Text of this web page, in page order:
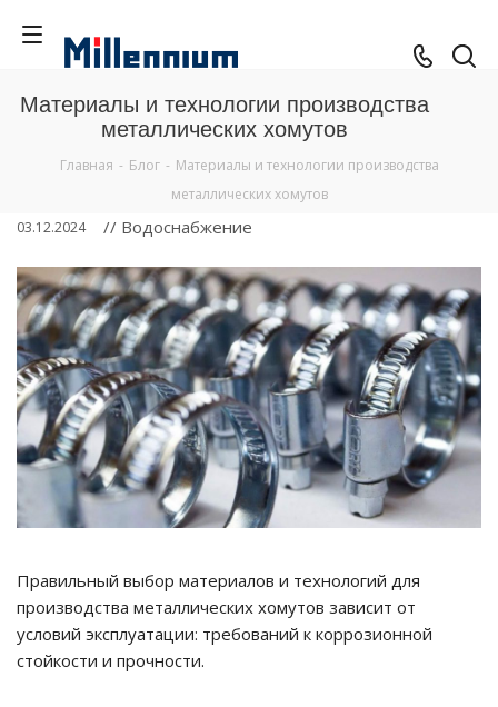
Материалы и технологии производства
металлических хомутов
Главная - Блог - Материалы и технологии производства
металлических хомутов
03.12.2024
// Водоснабжение
Правильный выбор материалов и технологий для
производства металлических хомутов зависит от
условий эксплуатации: требований к коррозионной
стойкости и прочности.